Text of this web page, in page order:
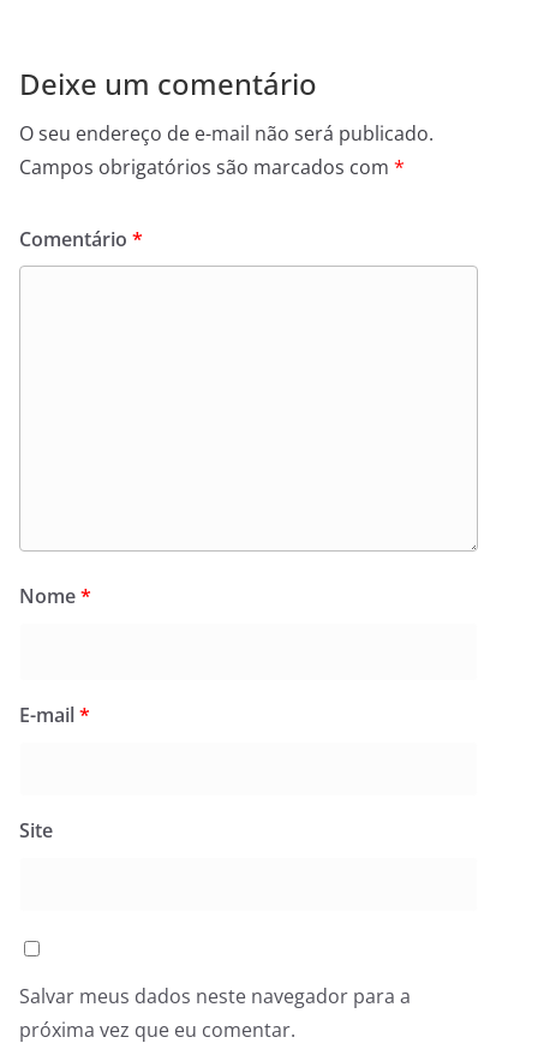
Deixe um comentário
O seu endereço de e-mail não será publicado.
Campos obrigatórios são marcados com *
Comentário *
Nome*
E-mail*
Site
Salvar meus dados neste navegador para a
próxima vez que eu comentar.